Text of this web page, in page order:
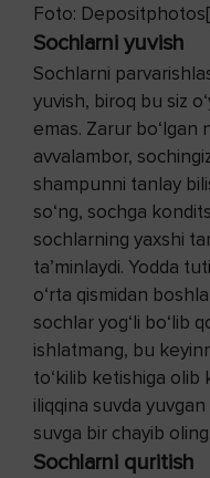
Foto:
Sochlarni yuvish
Sochlarni
yuvish, biroq bu siz
emas. Zarur bo‘lgan
avvalambor,
shampunni tanlay
so‘ng, sochga
sochlarning yaxshi
ta’minlaydi. Yodda
o‘rta qismidan
sochlar yog‘li bo‘lib
ishlatmang, bu
to‘kilib ketishiga olib
iliqqina suvda
suvga bir chayib oling.
Sochlarni quritish